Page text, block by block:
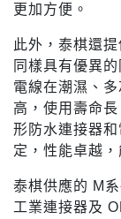
更加方便。
此外，泰棋還
同樣具有優異
電線在潮濕、
高，使用壽命
形防水連接器
定，性能卓越
泰棋供應的 M
工業連接器及